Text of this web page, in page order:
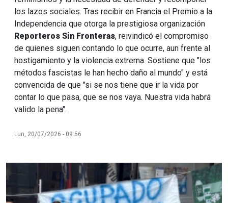
los lazos sociales. Tras recibir en Francia el Premio a la
Independencia que otorga la prestigiosa organización
Reporteros Sin Fronteras, reivindicó el compromiso
de quienes siguen contando lo que ocurre, aun frente al
hostigamiento y la violencia extrema. Sostiene que "los
métodos fascistas le han hecho daño al mundo" y está
convencida de que "si se nos tiene que ir la vida por
contar lo que pasa, que se nos vaya. Nuestra vida habrá
valido la pena".
Lun, 20/07/2026 - 09:56